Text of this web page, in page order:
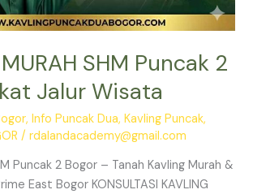
SHM Puncak 2
Jalur Wisata
,Info Puncak Dua,Kavling Puncak,
/rdalandacademy@gmail.com
Puncak 2 Bogor – Tanah Kavling Murah &
East Bogor KONSULTASI KAVLING